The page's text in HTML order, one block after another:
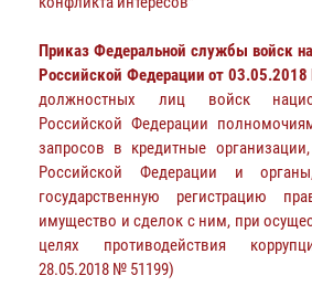
Приказ Федеральной службы войск
Российской Федерации от
должностных лиц войск
Российской Федерации
запросов в кредитные
Российской Федерации и
государственную регистрацию
имущество и сделок с ним, при
целях противодействия
28.05.2018 № 51199)